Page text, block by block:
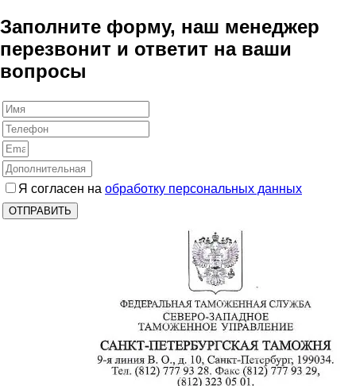
Заполните форму, наш менеджер
перезвонит и ответит на ваши
вопросы
Я согласен на обработку персональных данных